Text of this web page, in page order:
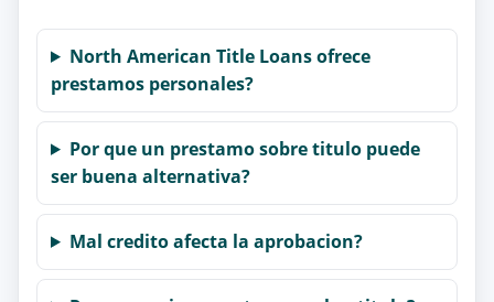
North American Title Loans ofrece
prestamos personales?
Por que un prestamo sobre titulo puede
ser buena alternativa?
Mal credito afecta la aprobacion?